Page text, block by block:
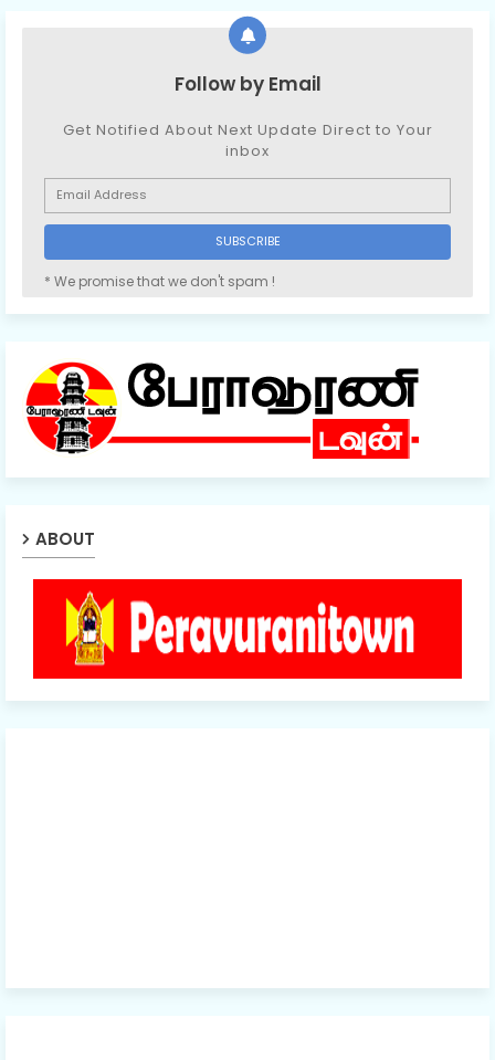
Follow by Email
Get Notified About Next Update Direct to Your
inbox
* We promise that we don't spam !
ABOUT